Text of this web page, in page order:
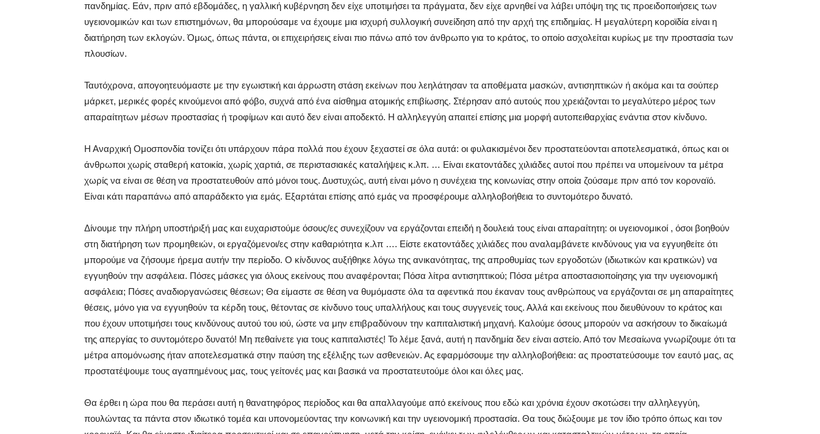
πανδημίας. Εάν, πριν από εβδομάδες, η γαλλική κυβέρνηση δεν είχε υποτιμήσει τα πράγματα, δεν είχε αρνηθεί να λάβει υπόψη της τις προειδοποιήσεις των
υγειονομικών και των επιστημόνων, θα μπορούσαμε να έχουμε μια ισχυρή συλλογική συνείδηση από την αρχή της επιδημίας. Η μεγαλύτερη κοροϊδία είναι η
διατήρηση των εκλογών. Όμως, όπως πάντα, οι επιχειρήσεις είναι πιο πάνω από τον άνθρωπο για το κράτος, το οποίο ασχολείται κυρίως με την προστασία των
πλουσίων.
Ταυτόχρονα, απογοητευόμαστε με την εγωιστική και άρρωστη στάση εκείνων που λεηλάτησαν τα αποθέματα μασκών, αντισηπτικών ή ακόμα και τα σούπερ
μάρκετ, μερικές φορές κινούμενοι από φόβο, συχνά από ένα αίσθημα ατομικής επιβίωσης. Στέρησαν από αυτούς που χρειάζονται το μεγαλύτερο μέρος των
απαραίτητων μέσων προστασίας ή τροφίμων και αυτό δεν είναι αποδεκτό. Η αλληλεγγύη απαιτεί επίσης μια μορφή αυτοπειθαρχίας ενάντια στον κίνδυνο.
Η Αναρχική Ομοσπονδία τονίζει ότι υπάρχουν πάρα πολλά που έχουν ξεχαστεί σε όλα αυτά: οι φυλακισμένοι δεν προστατεύονται αποτελεσματικά, όπως και οι
άνθρωποι χωρίς σταθερή κατοικία, χωρίς χαρτιά, σε περιστασιακές καταλήψεις κ.λπ. … Είναι εκατοντάδες χιλιάδες αυτοί που πρέπει να υπομείνουν τα μέτρα
χωρίς να είναι σε θέση να προστατευθούν από μόνοι τους. Δυστυχώς, αυτή είναι μόνο η συνέχεια της κοινωνίας στην οποία ζούσαμε πριν από τον κοροναϊό.
Είναι κάτι παραπάνω από απαράδεκτο για εμάς. Εξαρτάται επίσης από εμάς να προσφέρουμε αλληλοβοήθεια το συντομότερο δυνατό.
Δίνουμε την πλήρη υποστήριξή μας και ευχαριστούμε όσους/ες συνεχίζουν να εργάζονται επειδή η δουλειά τους είναι απαραίτητη: οι υγειονομικοί , όσοι βοηθούν
στη διατήρηση των προμηθειών, οι εργαζόμενοι/ες στην καθαριότητα κ.λπ …. Είστε εκατοντάδες χιλιάδες που αναλαμβάνετε κινδύνους για να εγγυηθείτε ότι
μπορούμε να ζήσουμε ήρεμα αυτήν την περίοδο. Ο κίνδυνος αυξήθηκε λόγω της ανικανότητας, της απροθυμίας των εργοδοτών (ιδιωτικών και κρατικών) να
εγγυηθούν την ασφάλεια. Πόσες μάσκες για όλους εκείνους που αναφέρονται; Πόσα λίτρα αντισηπτικού; Πόσα μέτρα αποστασιοποίησης για την υγειονομική
ασφάλεια; Πόσες αναδιοργανώσεις θέσεων; Θα είμαστε σε θέση να θυμόμαστε όλα τα αφεντικά που έκαναν τους ανθρώπους να εργάζονται σε μη απαραίτητες
θέσεις, μόνο για να εγγυηθούν τα κέρδη τους, θέτοντας σε κίνδυνο τους υπαλλήλους και τους συγγενείς τους. Αλλά και εκείνους που διευθύνουν το κράτος και
που έχουν υποτιμήσει τους κινδύνους αυτού του ιού, ώστε να μην επιβραδύνουν την καπιταλιστική μηχανή. Καλούμε όσους μπορούν να ασκήσουν το δικαίωμά
της απεργίας το συντομότερο δυνατό! Μη πεθαίνετε για τους καπιταλιστές! Το λέμε ξανά, αυτή η πανδημία δεν είναι αστείο. Από τον Μεσαίωνα γνωρίζουμε ότι τα
μέτρα απομόνωσης ήταν αποτελεσματικά στην παύση της εξέλιξης των ασθενειών. Ας εφαρμόσουμε την αλληλοβοήθεια: ας προστατεύσουμε τον εαυτό μας, ας
προστατέψουμε τους αγαπημένους μας, τους γείτονές μας και βασικά να προστατευτούμε όλοι και όλες μας.
Θα έρθει η ώρα που θα περάσει αυτή η θανατηφόρος περίοδος και θα απαλλαγούμε από εκείνους που εδώ και χρόνια έχουν σκοτώσει την αλληλεγγύη,
πουλώντας τα πάντα στον ιδιωτικό τομέα και υπονομεύοντας την κοινωνική και την υγειονομική προστασία. Θα τους διώξουμε με τον ίδιο τρόπο όπως και τον